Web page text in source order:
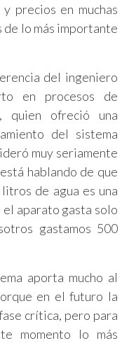
precios en muchas
lo más importante
del ingeniero
en procesos de
quien ofreció una
del sistema
muy seriamente
hablando de que
de agua es una
aparato gasta solo
gastamos 500
aporta mucho al
en el futuro la
crítica, pero para
momento lo más